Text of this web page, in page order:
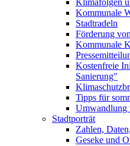
Kommunale
Stadtradeln
Förderung
Kommunale
Kostenfreie
Sanierung"
Tipps für
Umwandlung
Stadtporträt
Zahlen,
Geseke und